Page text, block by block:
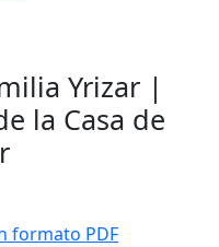
Yrizar |
la Casa de
formato PDF